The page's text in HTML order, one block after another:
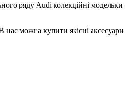
ряду Audi колекційні модельки
нас можна купити якісні аксесуари